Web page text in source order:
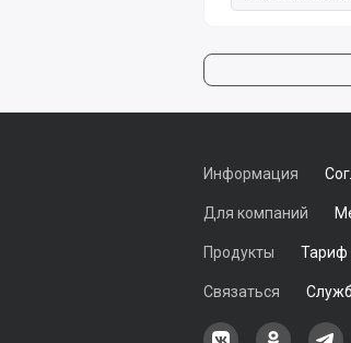
Информация
Для компаний
Продукты Тариф
Связаться
Наша группа в
Наша